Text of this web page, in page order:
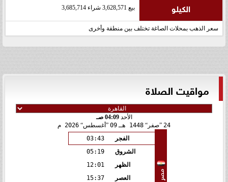
الكيلو بيع 3,628,571 شراء 3,685,714
سعر الذهب بمحلات الصاغة تختلف بين منطقة وأخرى
مواقيت الصلاة
الأحد04:09 صـ
24
صفر 1448 هـ 09 أغسطس 2026 م
مصر
الفجر
03:43
الشروق
05:19
الظهر
12:01
العصر
15:37